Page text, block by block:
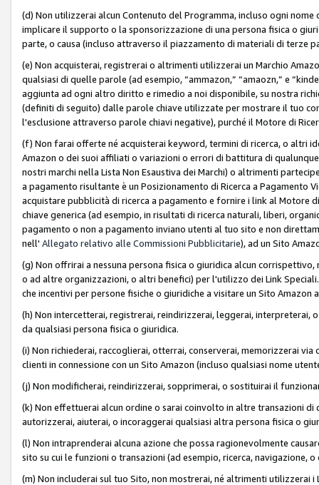
(d) Non utilizzerai alcun Contenuto del Programma, incluso ogni
implicare il supporto o la sponsorizzazione di una persona fisica o
parte, o causa (incluso attraverso il piazzamento di materiali di terze
(e) Non acquisterai, registrerai o altrimenti utilizzerai un Marchio
qualsiasi di quelle parole (ad esempio, “ammazon,” “amaozn,” e
aggiunta ad ogni altro diritto e rimedio a noi disponibile, su nostra
(definiti di seguito) dalle parole chiave utilizzate per mostrare il tuo
l'esclusione attraverso parole chiavi negative), purché il Motore di
(f) Non farai offerte né acquisterai keyword, termini di ricerca, o altri
Amazon o dei suoi affiliati o variazioni o errori di battitura di
nostri marchi nella Lista Non Esaustiva dei Marchi) o altrimenti
a pagamento risultante è un Posizionamento di Ricerca a Pagamento
acquistare pubblicità di ricerca a pagamento e fornire i link al Motore
chiave generica (ad esempio, in risultati di ricerca naturali, liberi,
pagamento o non a pagamento inviano utenti al tuo sito e non
nell' Allegato relativo alle Commissioni Pubblicitarie), ad un Sito
(g) Non offrirai a nessuna persona fisica o giuridica alcun
o ad altre organizzazioni, o altri benefici) per l'utilizzo dei Link
che incentivi per persone fisiche o giuridiche a visitare un Sito
(h) Non intercetterai, registrerai, reindirizzerai, leggerai,
da qualsiasi persona fisica o giuridica.
(i) Non richiederai, raccoglierai, otterrai, conserverai, memorizzerai
clienti in connessione con un Sito Amazon (incluso qualsiasi nome
(j) Non modificherai, reindirizzerai, sopprimerai, o sostituirai il
(k) Non effettuerai alcun ordine o sarai coinvolto in altre transazioni
autorizzerai, aiuterai, o incoraggerai qualsiasi altra persona fisica o
(l) Non intraprenderai alcuna azione che possa ragionevolmente
sito su cui le funzioni o transazioni (ad esempio, ricerca, navigazione,
(m) Non includerai sul tuo Sito, non mostrerai, né altrimenti utilizzerai